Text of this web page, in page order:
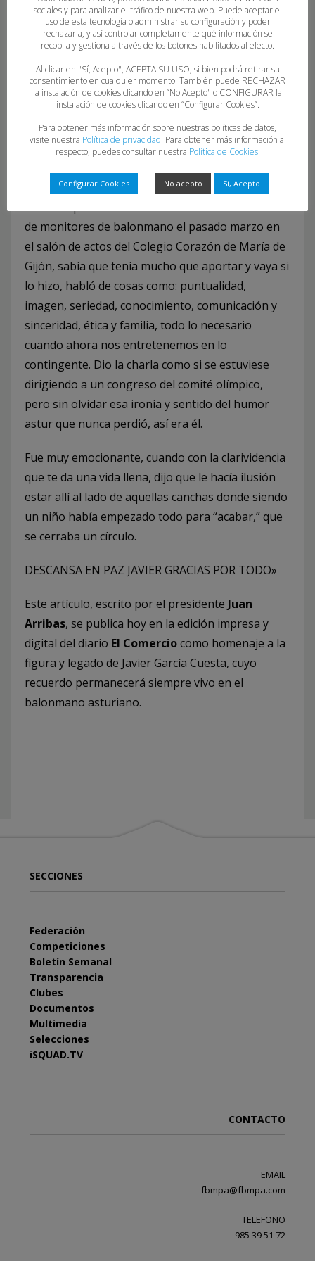
Su palmarés deportivo como olímpico, jugador,
técnico y director técnico es historia que
deberíamos conocer los amantes del deporte.
Pero sobre todo estaba ese perfil humano de
gente dura, con personalidad, irrepetible que nos
dejan un legado muy difícil de llevar con la
dignidad debida a los que aquí quedamos.
Uno de mis mayores privilegios como presidente
de monitores de balonmano el pasado marzo en
el salón de actos del Colegio Corazón de María de
Gijón, sabía que tenía mucho que aportar y vaya si
lo hizo, habló de cosas como: puntualidad,
imagen, seriedad, conocimiento, comunicación y
sinceridad, ética y familia, todo lo necesario
cuando ahora nos entretenemos en lo
contingente. Dio la charla como si se estuviese
dirigiendo a un congreso del comité olímpico,
pero sin olvidar esa ironía y sentido del humor
astur que nunca perdió, así era él.
Fue muy emocionante, cuando con la clarividencia
que te da una vida llena, dijo que le hacía ilusión
estar allí al lado de aquellas canchas donde siendo
un niño había empezado todo para “acabar,” que
se cerraba un círculo.
DESCANSA EN PAZ JAVIER GRACIAS POR TODO»
Este artículo, escrito por el presidente Juan
Arribas, se publica hoy en la edición impresa y
digital del diario El Comerciocomo homenaje a la
figura y legado de Javier García Cuesta, cuyo
recuerdo permanecerá siempre vivo en el
balonmano asturiano.
SECCIONES
Federación
Competiciones
Boletín Semanal
Transparencia
Clubes
Documentos
Multimedia
Selecciones
iSQUAD.TV
CONTACTO
EMAIL
fbmpa@fbmpa.com
TELEFONO
985 39 51 72
sociales y para analizar el tráfico de nuestra web. Puede aceptar el
uso de esta tecnología o administrar su configuración y poder
rechazarla, y así controlar completamente qué información se
recopila y gestiona a través de los botones habilitados al efecto.
Al clicar en "Sí, Acepto", ACEPTA SU USO, si bien podrá retirar su
consentimiento en cualquier momento. También puede RECHAZAR
la instalación de cookies clicando en “No Acepto" o CONFIGURAR la
instalación de cookies clicando en “Configurar Cookies”.
Para obtener más información sobre nuestras políticas de datos,
visite nuestra Política de privacidad. Para obtener más información al
respecto, puedes consultar nuestra Política de Cookies.
Configurar Cookies No acepto Sí, Acepto